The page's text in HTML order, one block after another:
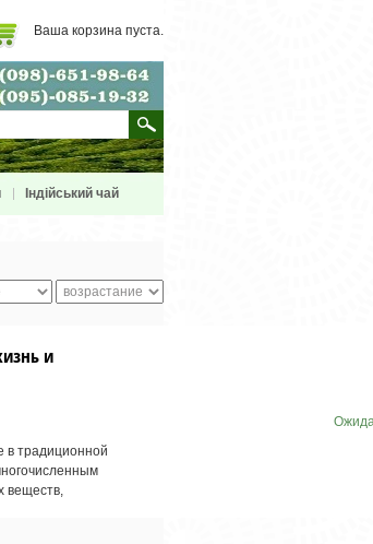
Ваша корзина пуста.
Індійський чай
и
в традиционной
веществ,